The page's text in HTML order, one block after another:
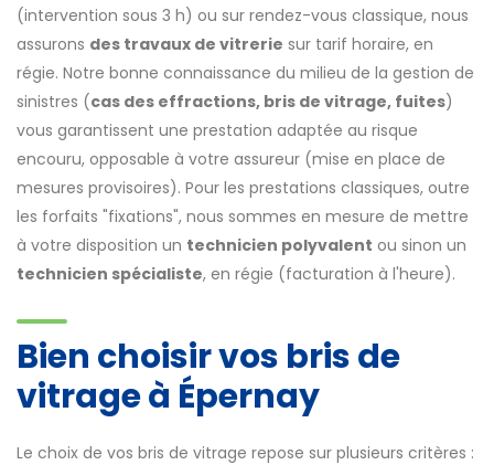
(intervention sous 3 h) ou sur rendez-vous classique, nous
assurons des travaux de vitrerie sur tarif horaire, en
régie. Notre bonne connaissance du milieu de la gestion de
sinistres (cas des effractions, bris de vitrage, fuites)
vous garantissent une prestation adaptée au risque
encouru, opposable à votre assureur (mise en place de
mesures provisoires). Pour les prestations classiques, outre
les forfaits "fixations", nous sommes en mesure de mettre
à votre disposition un technicien polyvalent ou sinon un
technicien spécialiste, en régie (facturation à l'heure).
Bien choisir vos bris de
vitrage à Épernay
Le choix de vos bris de vitrage repose sur plusieurs critères :